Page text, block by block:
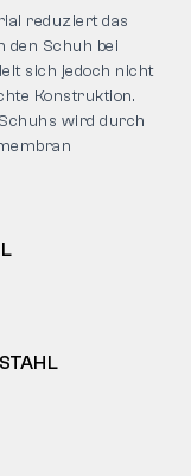
reduziert das
den Schuh bei
sich jedoch nicht
Konstruktion.
wird durch